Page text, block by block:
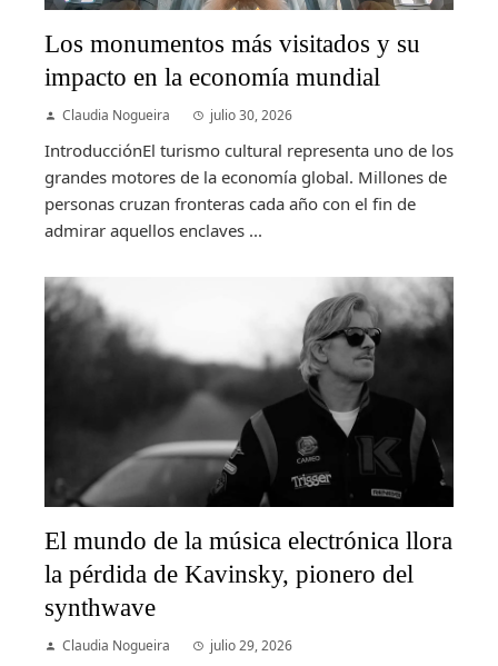
Los monumentos más visitados y su
impacto en la economía mundial
Claudia Nogueira julio 30, 2026
IntroducciónEl turismo cultural representa uno de los
grandes motores de la economía global. Millones de
personas cruzan fronteras cada año con el fin de
admirar aquellos enclaves ...
El mundo de la música electrónica llora
la pérdida de Kavinsky, pionero del
synthwave
Claudia Nogueira julio 29, 2026